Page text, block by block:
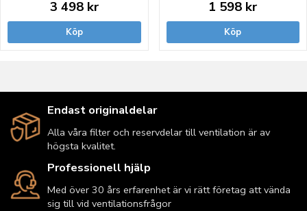
3 498 kr
Köp
1 598 kr
Köp
Endast originaldelar
Alla våra filter och reservdelar till ventilation är av
högsta kvalitet.
Professionell hjälp
Med över 30 års erfarenhet är vi rätt företag att vända
sig till vid ventilationsfrågor